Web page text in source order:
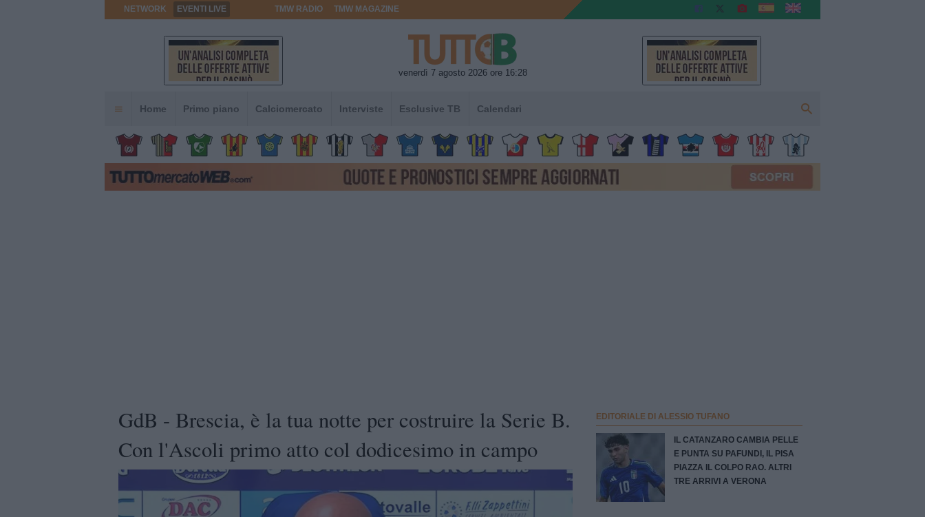
NETWORK EVENTI LIVE TMW RADIO TMW MAGAZINE
venerdì 7 agosto 2026 ore 16:28
Home Primo piano Calciomercato Interviste Esclusive TB Calendari
GdB - Brescia, è la tua notte per costruire la Serie B.
Con l'Ascoli primo atto col dodicesimo in campo
EDITORIALE DI ALESSIO TUFANO
IL CATANZARO CAMBIA PELLE
E PUNTA SU PAFUNDI, IL PISA
PIAZZA IL COLPO RAO. ALTRI
TRE ARRIVI A VERONA